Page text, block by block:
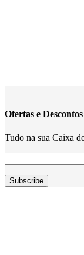
Ofertas e Descontos
Tudo na sua Caixa